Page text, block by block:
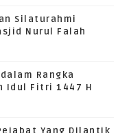
Silaturahmi
Nurul Falah
Rangka
Idul Fitri 1447 H